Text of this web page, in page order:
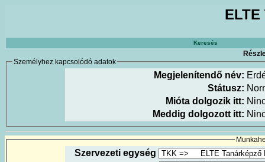
Keresés
Személyhez kapcsolódó adatok
Megjelenítendő név:
Státusz:
Mióta dolgozik itt:
Meddig dolgozott itt:
Szervezeti egység